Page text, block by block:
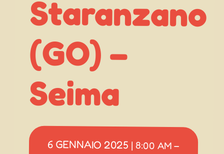
Staranzano
(GO) –
Seima
6 GENNAIO 2025 | 8:00 AM –